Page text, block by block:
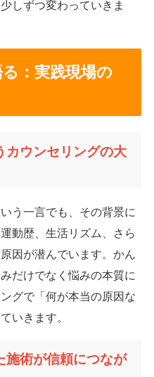
しずつ変わっていきま
：実践現場の
カウンセリングの大
う一言でも、その背景に
動歴、生活リズム、さら
因が潜んでいます。かん
だけでなく悩みの本質に
グで「何が本当の原因な
いきます。
施術が信頼につなが